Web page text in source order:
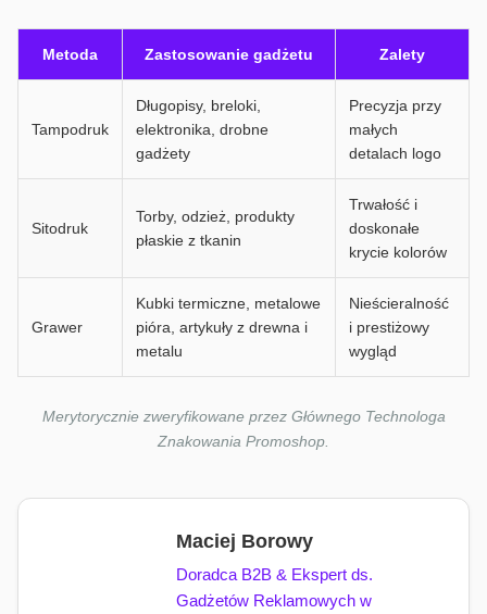
Metoda Zastosowanie gadżetu Zalety
Tampodruk
Długopisy, breloki,
elektronika, drobne
gadżety
Precyzja przy
małych
detalach logo
Sitodruk
Torby, odzież, produkty
płaskie z tkanin
Trwałość i
doskonałe
krycie kolorów
Grawer
Kubki termiczne, metalowe
pióra, artykuły z drewna i
metalu
Nieścieralność
i prestiżowy
wygląd
Merytorycznie zweryfikowane przez Głównego Technologa
Znakowania Promoshop.
Maciej Borowy
Doradca B2B & Ekspert ds.
Gadżetów Reklamowych w